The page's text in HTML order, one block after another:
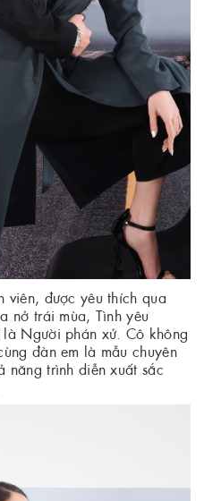
viên, được yêu thích qua
nở trái mùa, Tình yêu
Người phán xử. Cô không
đàn em là mẫu chuyên
năng trình diễn xuất sắc